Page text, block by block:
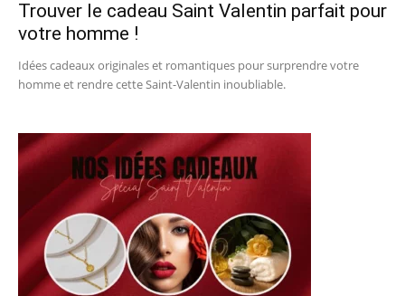
Trouver le cadeau Saint Valentin parfait pour
votre homme !
Idées cadeaux originales et romantiques pour surprendre votre
homme et rendre cette Saint-Valentin inoubliable.